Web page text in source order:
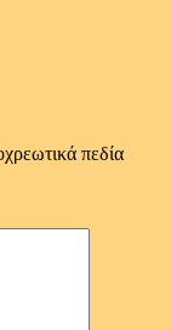
πεδία